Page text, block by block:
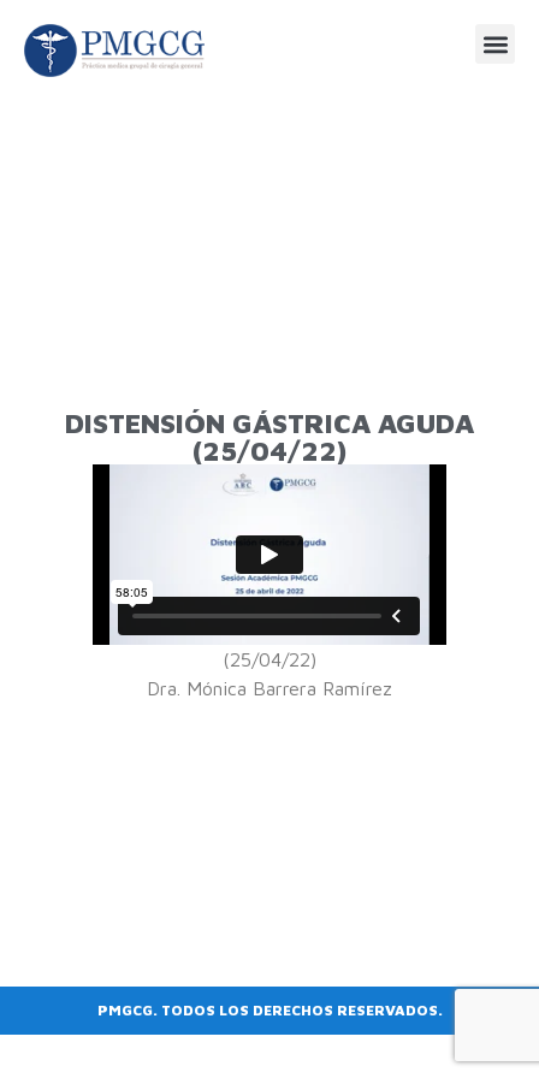
DISTENSIÓN GÁSTRICA AGUDA
(25/04/22)
(25/04/22)
Dra. Mónica Barrera Ramírez
PMGCG. TODOS LOS DERECHOS RESERVADOS.